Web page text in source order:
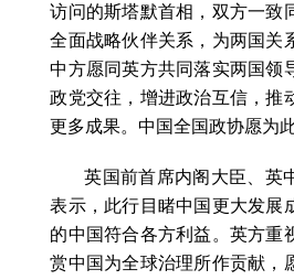
访问的斯塔默首相，双方一致
全面战略伙伴关系，为两国关
中方愿同英方共同落实两国领
政党交往，增进政治互信，推
更多成果。中国全国政协愿为
英国前首席内阁大臣、英
表示，此行目睹中国更大发展
的中国符合各方利益。英方重
赏中国为全球治理所作贡献，